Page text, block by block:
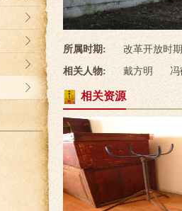
所属时期: 改革开放时
相关人物: 戴方明
相关资源